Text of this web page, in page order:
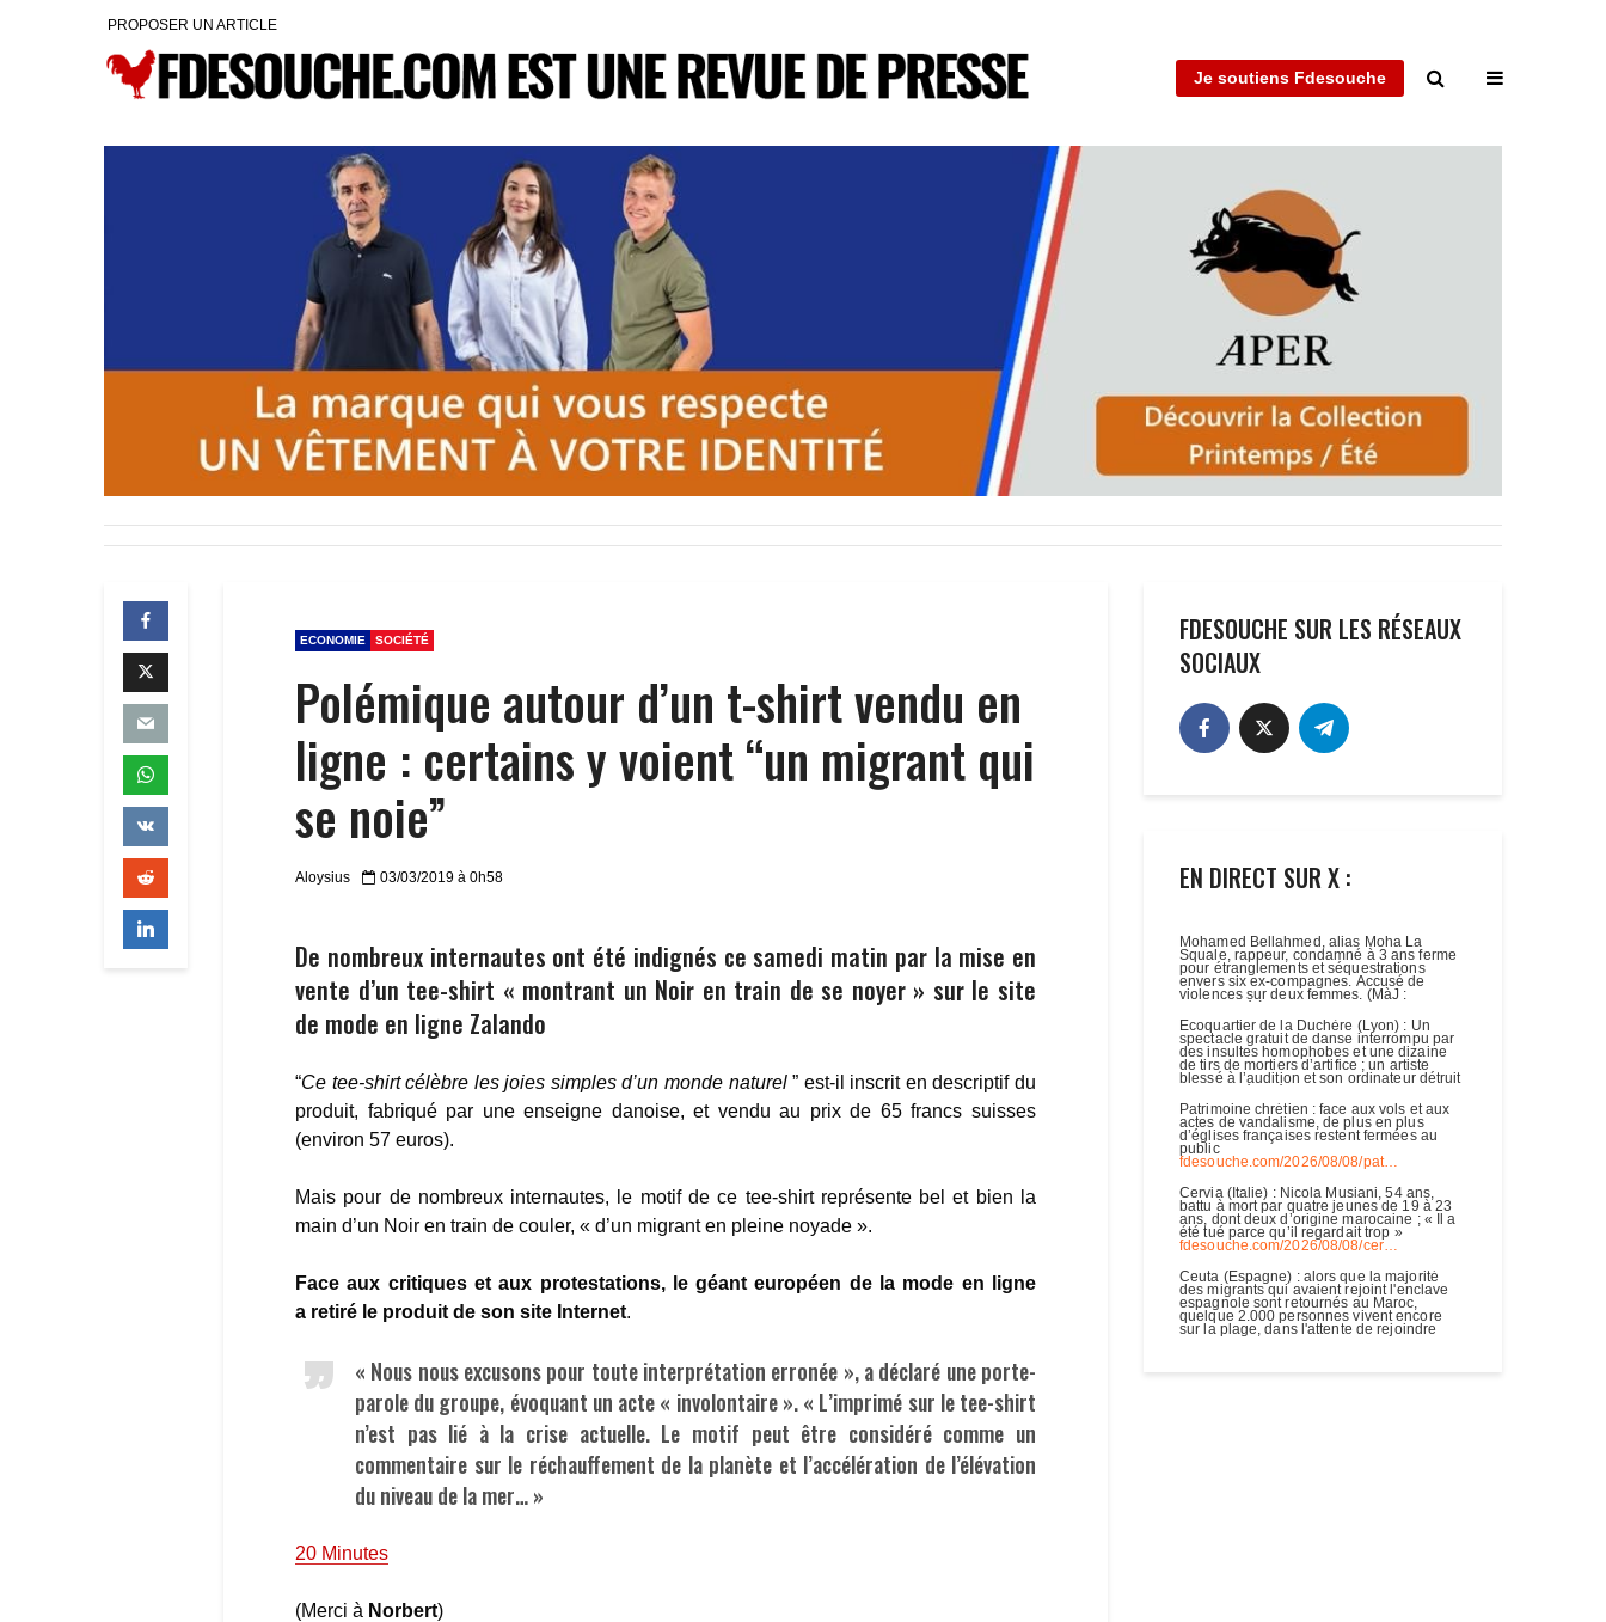
PROPOSER UN ARTICLE
Je soutiens Fdesouche
ECONOMIE SOCIÉTÉ
Polémique autour d’un t-shirt vendu en
ligne : certains y voient “un migrant qui
se noie”
Aloysius 03/03/2019 à 0h58
De nombreux internautes ont été indignés ce samedi matin par la mise en
vente d’un tee-shirt « montrant un Noir en train de se noyer » sur le site
de mode en ligne Zalando
“Ce tee-shirt célèbre les joies simples d’un monde naturel” est-il inscrit en descriptif du
produit, fabriqué par une enseigne danoise, et vendu au prix de 65 francs suisses
(environ 57 euros).
Mais pour de nombreux internautes, le motif de ce tee-shirt représente bel et bien la
main d’un Noir en train de couler, « d’un migrant en pleine noyade ».
Face aux critiques et aux protestations, le géant européen de la mode en ligne
a retiré le produit de son site Internet.
« Nous nous excusons pour toute interprétation erronée », a déclaré une porte-
parole du groupe, évoquant un acte « involontaire ». « L’imprimé sur le tee-shirt
n’est pas lié à la crise actuelle. Le motif peut être considéré comme un
commentaire sur le réchauffement de la planète et l’accélération de l’élévation
du niveau de la mer… »
20 Minutes
(Merci à Norbert)
FDESOUCHE SUR LES RÉSEAUX
SOCIAUX
EN DIRECT SUR X :